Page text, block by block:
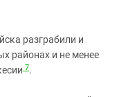
разграбили и
районах и не менее
7.